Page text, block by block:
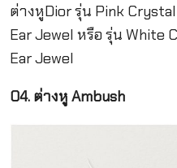
ต่างหูDior รุ่น Pink
Ear Jewel หรือ รุ่น White
Ear Jewel
04. ต่างหู Ambush